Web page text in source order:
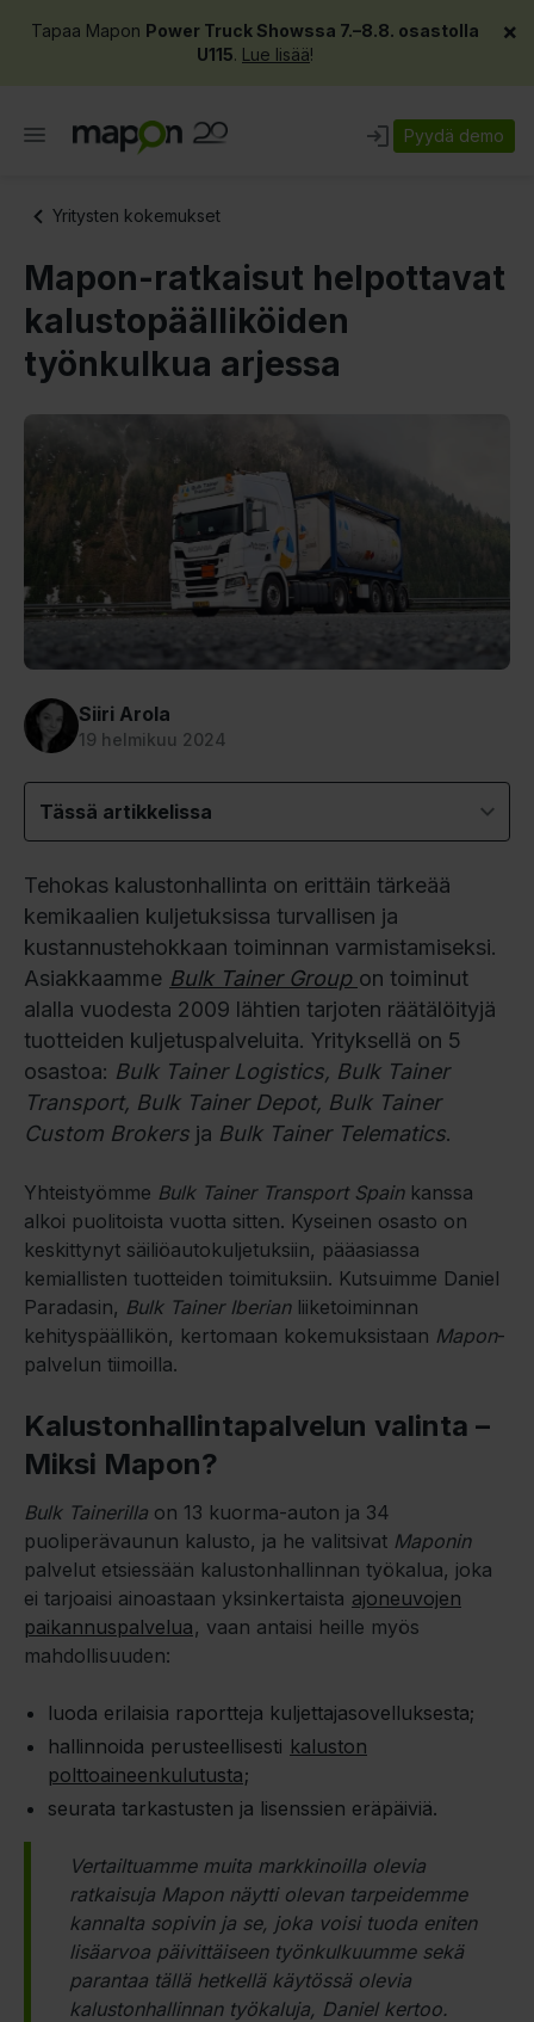
Tapaa Mapon Power Truck Showssa 7.–8.8. osastolla
U115. Lue lisää!
×
Pyydä demo
Yritysten kokemukset
Mapon-ratkaisut helpottavat
kalustopäälliköiden
työnkulkua arjessa
Siiri Arola
19 helmikuu 2024
Tässä artikkelissa
Tehokas kalustonhallinta on erittäin tärkeää
kemikaalien kuljetuksissa turvallisen ja
kustannustehokkaan toiminnan varmistamiseksi.
Asiakkaamme Bulk Tainer Group on toiminut
alalla vuodesta 2009 lähtien tarjoten räätälöityjä
tuotteiden kuljetuspalveluita. Yrityksellä on 5
osastoa: Bulk Tainer Logistics, Bulk Tainer
Transport, Bulk Tainer Depot, Bulk Tainer
Custom Brokers ja Bulk Tainer Telematics.
Yhteistyömme Bulk Tainer Transport Spainkanssa
alkoi puolitoista vuotta sitten. Kyseinen osasto on
keskittynyt säiliöautokuljetuksiin, pääasiassa
kemiallisten tuotteiden toimituksiin. Kutsuimme Daniel
Paradasin, Bulk Tainer Iberianliiketoiminnan
kehityspäällikön, kertomaan kokemuksistaan ​​Mapon-
palvelun tiimoilla.
Kalustonhallintapalvelun valinta –
Miksi Mapon?
Bulk Tainerilla on 13 kuorma-auton ja 34
puoliperävaunun kalusto, ja he valitsivat Maponin
palvelut etsiessään kalustonhallinnan työkalua, joka
ei tarjoaisi ainoastaan yksinkertaista ajoneuvojen
paikannuspalvelua , vaan antaisi heille myös
mahdollisuuden:
luoda erilaisia raportteja kuljettajasovelluksesta;
hallinnoida perusteellisesti kaluston
polttoaineenkulutusta;
seurata tarkastusten ja lisenssien eräpäiviä.
Vertailtuamme muita markkinoilla olevia
ratkaisuja Maponnäytti olevan tarpeidemme
kannalta sopivin ja se, joka voisi tuoda eniten
lisäarvoa päivittäiseen työnkulkuumme sekä
parantaa tällä hetkellä käytössä olevia
kalustonhallinnan työkaluja, Daniel kertoo.